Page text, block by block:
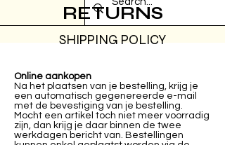
RETURNS
SHIPPING POLICY
Online aankopen
Na het plaatsen van je bestelling, krijg je
een automatisch gegenereerde e-mail
met de bevestiging van je bestelling.
Mocht een artikel toch niet meer voorradig
zijn, dan krijg je daar binnen de twee
werkdagen bericht van. Bestellingen